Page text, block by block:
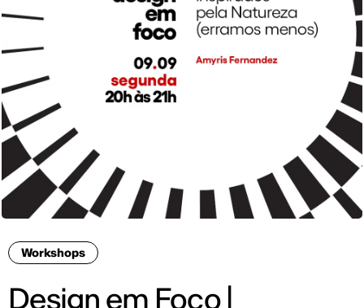
Workshops
Design em Foco |